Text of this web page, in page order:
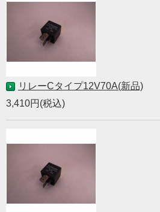
リレーCタイプ12V70A(新品)
3,410円(税込)